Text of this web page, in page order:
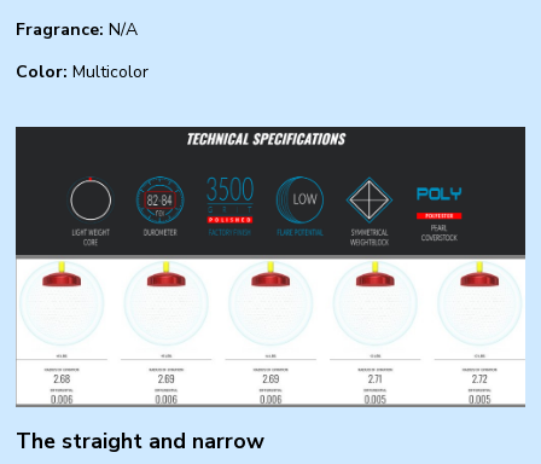
Fragrance: N/A
Color: Multicolor
The straight and narrow